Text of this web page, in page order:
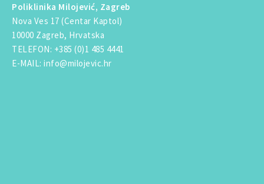
Poliklinika Milojević, Zagreb
Nova Ves 17 (Centar Kaptol)
10000 Zagreb, Hrvatska
TELEFON: +385 (0)1 485 4441
E-MAIL: info@milojevic.hr